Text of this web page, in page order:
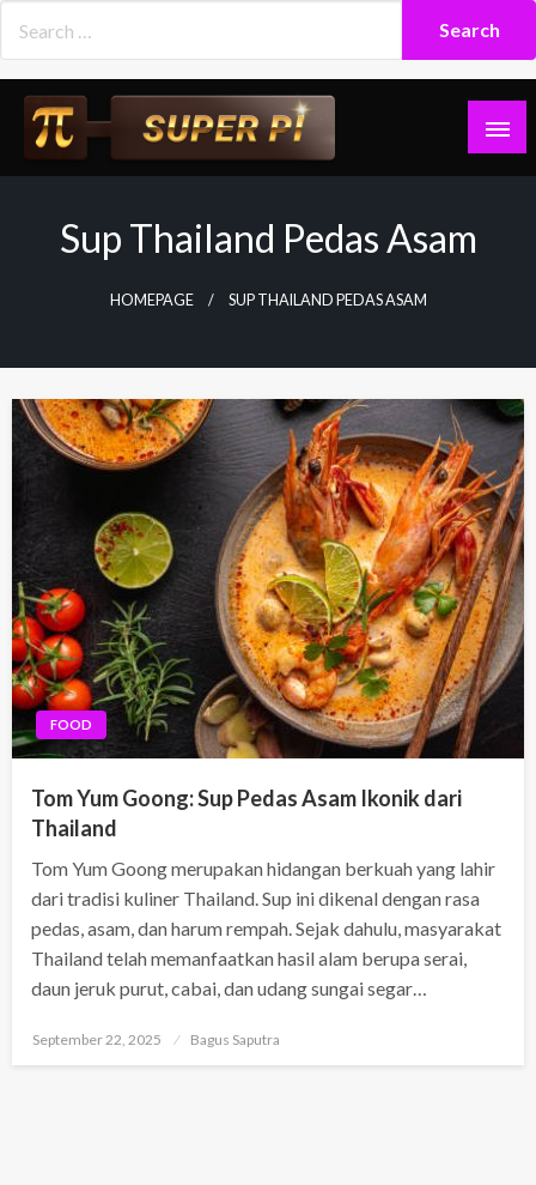
content
Sup Thailand Pedas Asam
HOMEPAGE SUP THAILAND PEDAS ASAM
FOOD
Tom Yum Goong: Sup Pedas Asam Ikonik dari
Thailand
Tom Yum Goong merupakan hidangan berkuah yang lahir
dari tradisi kuliner Thailand. Sup ini dikenal dengan rasa
pedas, asam, dan harum rempah. Sejak dahulu, masyarakat
Thailand telah memanfaatkan hasil alam berupa serai,
daun jeruk purut, cabai, dan udang sungai segar…
Posted
September 22, 2025 Bagus Saputra